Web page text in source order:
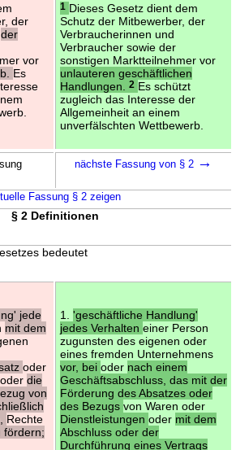
der
der
vor
Es
1 Dieses Gesetz dient dem
Schutz der Mitbewerber, der
Verbraucherinnen und
Verbraucher sowie der
sonstigen Marktteilnehmer vor
unlauteren geschäftlichen
Handlungen.
2 Es schützt
zugleich das Interesse der
Allgemeinheit an einem
unverfälschten Wettbewerb.
nächste Fassung von § 2 →
Fassung § 2 zeigen
§ 2 Definitionen
bedeutet
jede
mit dem
oder
die
von
Rechte
fördern;
1. 'geschäftliche Handlung'
jedes Verhalten einer Person
zugunsten des eigenen oder
eines fremden Unternehmens
vor, bei oder nach einem
Geschäftsabschluss, das mit der
Förderung des Absatzes oder
des Bezugs von Waren oder
Dienstleistungen oder mit dem
Abschluss oder der
Durchführung eines Vertrags